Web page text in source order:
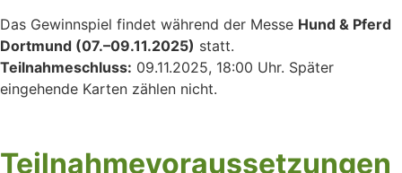
Das Gewinnspiel findet während der Messe Hund & Pferd
Dortmund (07.–09.11.2025) statt.
Teilnahmeschluss: 09.11.2025, 18:00 Uhr. Später
eingehende Karten zählen nicht.
Teilnahmevoraussetzungen